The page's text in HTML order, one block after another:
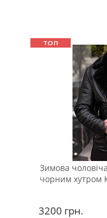
Зимова
чорним хутром
3200 грн.